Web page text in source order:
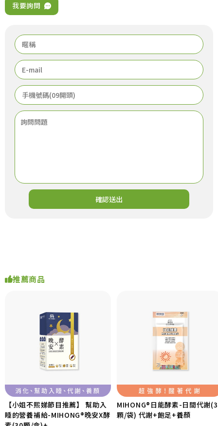
我要詢問
確認送出
推薦商品
【小姐不熙娣節目推薦】 幫助入
睡的營養補給-MIHONG®晚安X酵
MIHONG®日能酵素-日間代謝
顆/袋) 代謝+飽足+養顏